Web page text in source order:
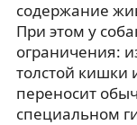
содержание
При этом у
ограничения:
толстой кишки
переносит
специальном